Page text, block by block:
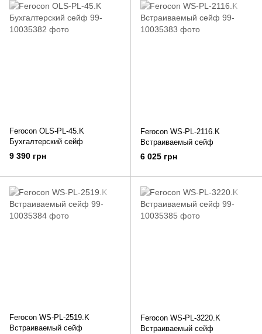
Ferocon OLS-PL-45.K
Бухгалтерский сейф
9 390 грн
Ferocon WS-PL-2116.K
Встраиваемый сейф
6 025 грн
Ferocon WS-PL-2519.K
Встраиваемый сейф
Ferocon WS-PL-3220.K
Встраиваемый сейф